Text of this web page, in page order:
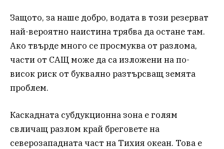
Защото, за наше добро, водата в този резерват
най-вероятно наистина трябва да остане там.
Ако твърде много се просмуква от разлома,
части от САЩ може да са изложени на по-
висок риск от буквално разтърсващ земята
проблем.
Каскадната субдукционна зона е голям
свличащ разлом край бреговете на
северозападната част на Тихия океан. Това е